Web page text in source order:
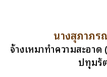
นางสุภาภ
จ้างเหมาทำความสะอา
ปทุมรั